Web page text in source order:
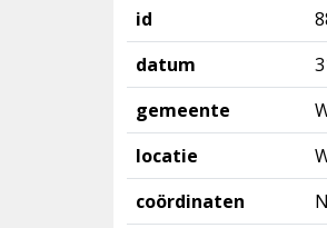
id
datum
gemeente
locatie
coördinaten